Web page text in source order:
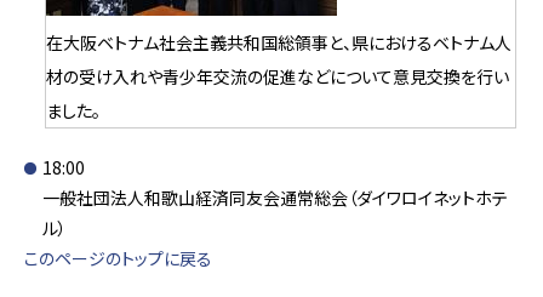
在大阪ベトナム社会主義共和国総領事と、県におけるベトナム人
材の受け入れや青少年交流の促進などについて意見交換を行い
ました。
18:00
一般社団法人和歌山経済同友会通常総会（ダイワロイネットホテ
ル）
このページのトップに戻る